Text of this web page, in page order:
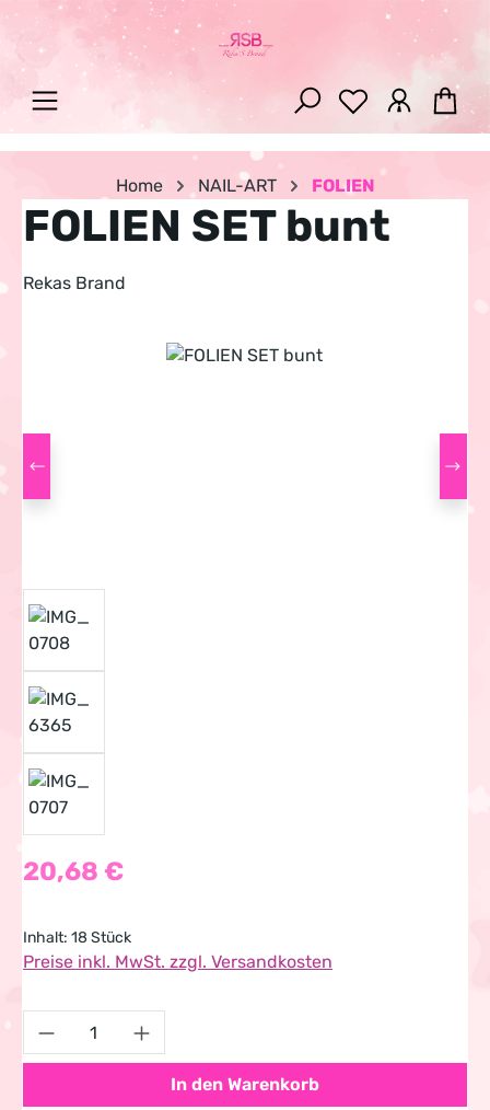
Zum Hauptinhalt springen
Home NAIL-ART FOLIEN
FOLIEN SET bunt
Rekas Brand
Bildergalerie überspringen
Regulärer Preis:
20,68 €
Inhalt: 18 Stück
Preise inkl. MwSt. zzgl. Versandkosten
Produkt Anzahl: Gib den gewünschten
In den Warenkorb